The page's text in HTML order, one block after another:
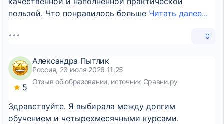
пользой. Что понравилось больше Читать далее...
0
5
Александра Пытлик
Россия, 23 июля 2026 11:25
Отзыв об образовании, источник Сравни.ру
Здравствуйте. Я выбирала между долгим
обучением и четырехмесячными курсами.